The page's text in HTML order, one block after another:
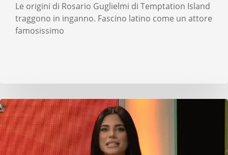
Le origini di Rosario Guglielmi di Temptation Island
traggono in inganno. Fascino latino come un attore
famosissimo